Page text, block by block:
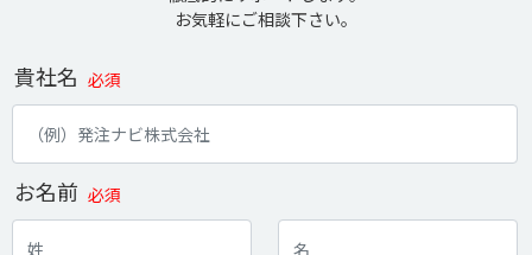
お気軽にご相談下さい。
貴社名 必須
お名前 必須